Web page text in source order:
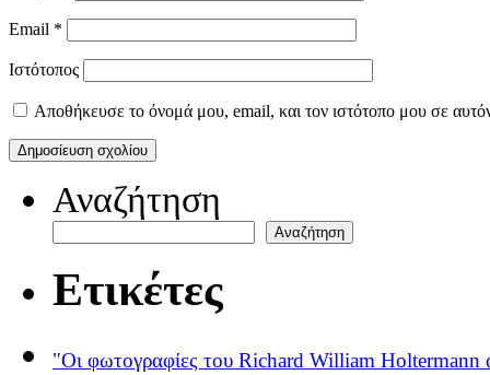
Email *
Ιστότοπος
Αποθήκευσε το όνομά μου, email, και τον ιστότοπο μου σε
Αναζήτηση
Αναζήτηση
Ετικέτες
"Οι φωτογραφίες του Richard William Holtermann